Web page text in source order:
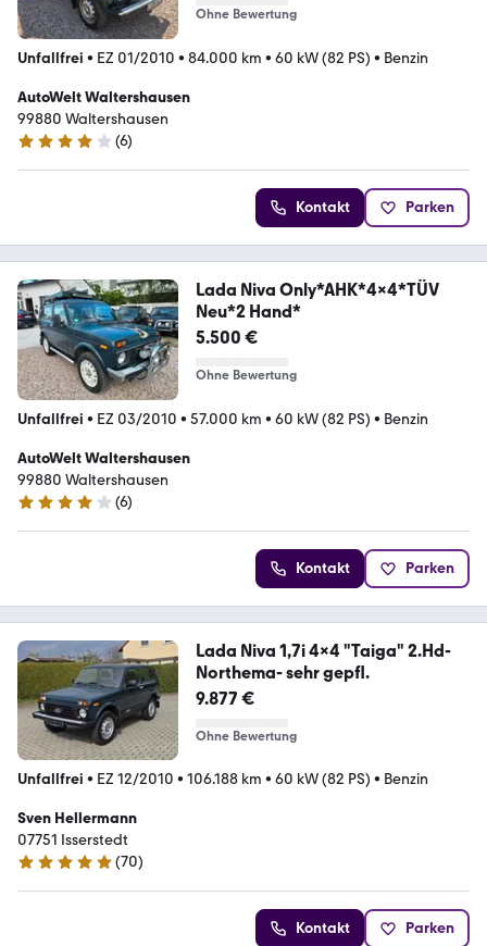
Ohne Bewertung
Unfallfrei • EZ 01/2010 • 84.000 km • 60 kW (82 PS) • Benzin
AutoWelt Waltershausen
99880 Waltershausen
4.2 Sterne
(6)
Kontakt Parken
Lada Niva Only*AHK*4x4*TÜV
Neu*2 Hand*
5.500 €
Ohne Bewertung
Unfallfrei • EZ 03/2010 • 57.000 km • 60 kW (82 PS) • Benzin
AutoWelt Waltershausen
99880 Waltershausen
4.2 Sterne
(6)
Kontakt Parken
Lada Niva 1,7i 4x4 "Taiga" 2.Hd-
Northema- sehr gepfl.
9.877 €
Ohne Bewertung
Unfallfrei • EZ 12/2010 • 106.188 km • 60 kW (82 PS) • Benzin
Sven Hellermann
07751 Isserstedt
4.9 Sterne
(70)
Kontakt Parken